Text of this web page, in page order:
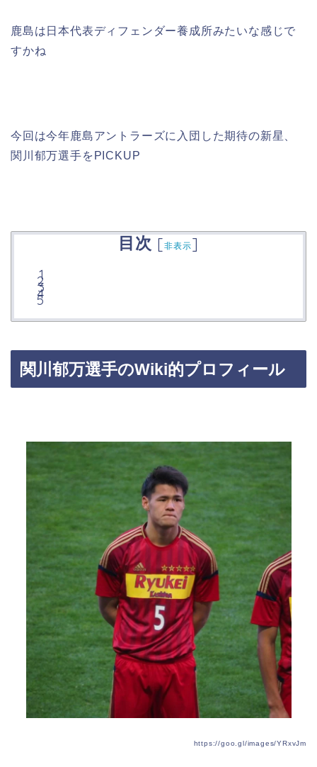
鹿島は日本代表ディフェンダー養成所みたいな感じで
すかね
今回は今年鹿島アントラーズに入団した期待の新星、
関川郁万選手をPICKUP
目次 [非表示]
関川郁万選手のWiki的プロフィール
https://goo.gl/images/YRxvJm